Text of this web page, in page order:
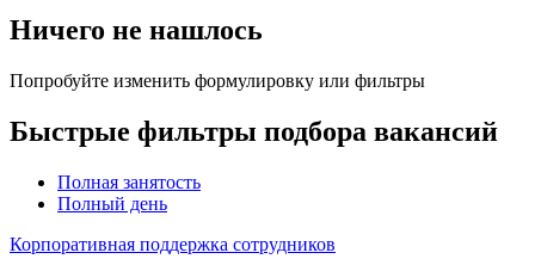
Ничего не нашлось
Попробуйте изменить формулировку или фильтры
Быстрые фильтры подбора вакансий
Полная занятость
Полный день
Корпоративная поддержка сотрудников